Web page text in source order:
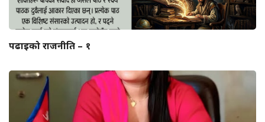
पढाइको राजनीति – १